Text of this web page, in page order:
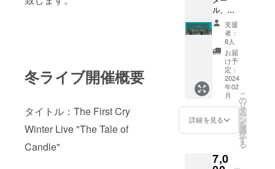
冬ライブ開催概要
タイトル：The First Cry
Winter Live "The Tale of
Candle"
ル、オ
リジナ
ルライ
ブTシャ
ツ 【オ
リジナ
ルライ
ブTシャ
ツ】
サーク
ル員が
ライブ
当日に
着用す
ツと同
じもの
支援
者：
8人
お届
け予
定：
2024
年02
月
詳細を見る
こ
の
リ
タ
ー
ン
を
選
択
す
る
7,0